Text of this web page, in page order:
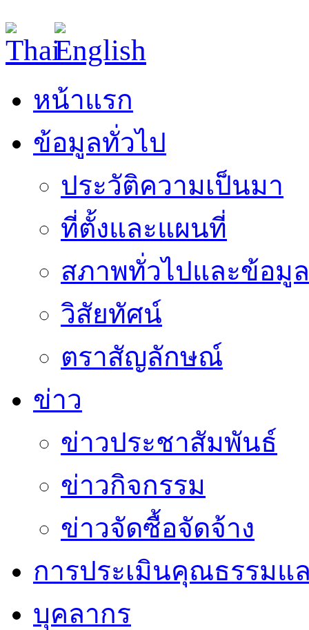
หน้าแรก
ข้อมูลทั่วไป
ประวัติความเป็นมา
ที่ตั้งและแผนที่
สภาพทั่วไปและข้อมู
วิสัยทัศน์
ตราสัญลักษณ์
ข่าว
ข่าวประชาสัมพันธ์
ข่าวกิจกรรม
ข่าวจัดซื้อจัดจ้าง
การประเมินคุณธรรมแ
บุคลากร